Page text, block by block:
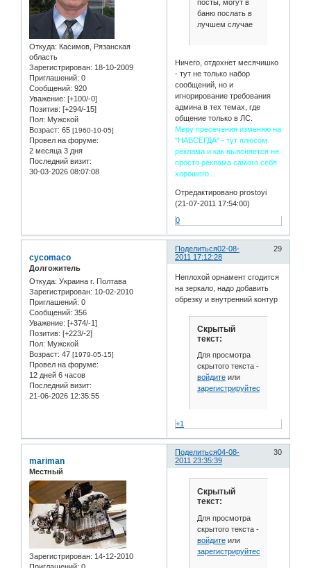
Откуда: Касимов, Рязанская
область
Зарегистрирован: 18-10-2009
Приглашений: 0
Сообщений: 920
Уважение: [+100/-0]
Позитив: [+294/-15]
Пол: Мужской
Возраст: 65 [1960-10-05]
Провел на форуме:
2 месяца 3 дня
Последний визит:
30-03-2026 08:07:08
посты, могут в
баню послать в
лучшем случае
Ничего, отдохнет месячишко
- тут не только набор
сообщений, но и
игнорирование требования
админа в тех темах, где
общение только в ЛС.
Меру пресечения изменяю на
"НАВСЕГДА" - тут плюсом
реклама и как выясняется не
просто реклама самого себя
хорошего...
Отредактировано prostoyi
(21-07-2011 17:54:00)
0
Поделиться 29
02-08-
2011 17:12:28
cycomaco
Долгожитель
Откуда: Украина г. Полтава
Зарегистрирован: 10-02-2010
Приглашений: 0
Сообщений: 356
Уважение: [+374/-1]
Позитив: [+223/-2]
Пол: Мужской
Возраст: 47 [1979-05-15]
Провел на форуме:
12 дней 6 часов
Последний визит:
21-06-2026 12:35:55
Неплохой орнамент сгодится
на зеркало, надо добавить
обрезку и внутренний контур
Скрытый
текст:
Для просмотра
скрытого текста -
войдитеили
зарегистрируйтесь
+1
Поделиться 30
04-08-
2011 23:35:39
mariman
Местный
Зарегистрирован: 14-12-2010
Скрытый
текст:
Для просмотра
скрытого текста -
войдитеили
зарегистрируйтесь